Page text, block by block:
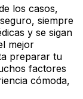
los casos,
siempre
y se sigan
mejor
preparar tu
factores
cómoda,